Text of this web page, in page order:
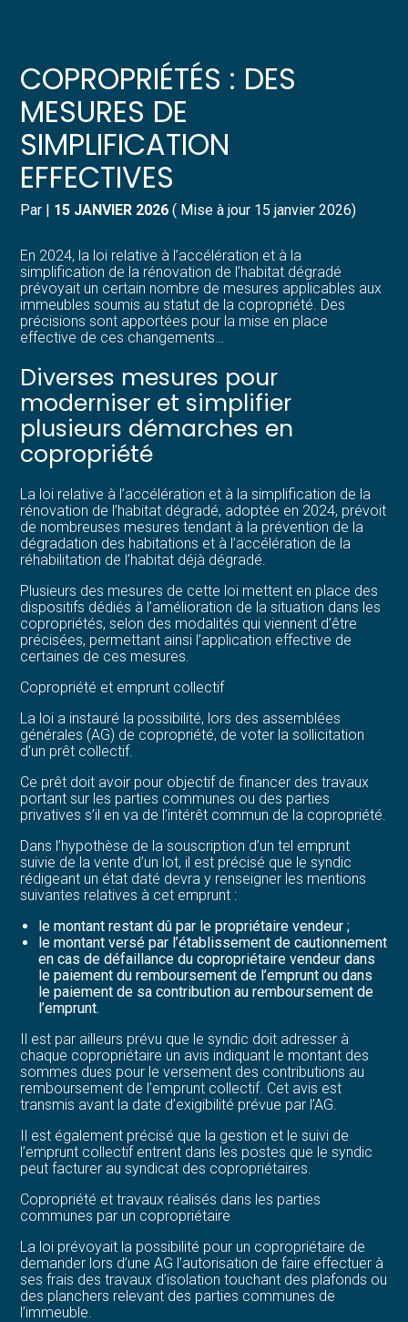
Gérer votre quotidien
Piloter votre entreprise
Développer votre entreprise
Structurer votre croissance
Être prêt pour la facturation
électronique
Suivre votre comptabilité
Gérer vos ressources humaines
Dématérialiser vos documents
COPROPRIÉTÉS : DES
MESURES DE
SIMPLIFICATION
EFFECTIVES
Par | 15 JANVIER 2026 ( Mise à jour 15 janvier 2026)
En 2024, la loi relative à l’accélération et à la
simplification de la rénovation de l’habitat dégradé
prévoyait un certain nombre de mesures applicables aux
immeubles soumis au statut de la copropriété. Des
précisions sont apportées pour la mise en place
effective de ces changements…
Diverses mesures pour
moderniser et simplifier
plusieurs démarches en
copropriété
La loi relative à l’accélération et à la simplification de la
rénovation de l’habitat dégradé, adoptée en 2024, prévoit
de nombreuses mesures tendant à la prévention de la
dégradation des habitations et à l’accélération de la
réhabilitation de l’habitat déjà dégradé.
Plusieurs des mesures de cette loi mettent en place des
dispositifs dédiés à l’amélioration de la situation dans les
copropriétés, selon des modalités qui viennent d’être
précisées, permettant ainsi l’application effective de
certaines de ces mesures.
Copropriété et emprunt collectif
La loi a instauré la possibilité, lors des assemblées
générales (AG) de copropriété, de voter la sollicitation
d’un prêt collectif.
Ce prêt doit avoir pour objectif de financer des travaux
portant sur les parties communes ou des parties
privatives s’il en va de l’intérêt commun de la copropriété.
Dans l’hypothèse de la souscription d’un tel emprunt
suivie de la vente d’un lot, il est précisé que le syndic
rédigeant un état daté devra y renseigner les mentions
suivantes relatives à cet emprunt :
le montant restant dû par le propriétaire vendeur ;
le montant versé par l’établissement de cautionnement
en cas de défaillance du copropriétaire vendeur dans
le paiement du remboursement de l’emprunt ou dans
le paiement de sa contribution au remboursement de
l’emprunt.
Il est par ailleurs prévu que le syndic doit adresser à
chaque copropriétaire un avis indiquant le montant des
sommes dues pour le versement des contributions au
remboursement de l’emprunt collectif. Cet avis est
transmis avant la date d’exigibilité prévue par l’AG.
Il est également précisé que la gestion et le suivi de
l’emprunt collectif entrent dans les postes que le syndic
peut facturer au syndicat des copropriétaires.
Copropriété et travaux réalisés dans les parties
communes par un copropriétaire
La loi prévoyait la possibilité pour un copropriétaire de
demander lors d’une AG l’autorisation de faire effectuer à
ses frais des travaux d’isolation touchant des plafonds ou
des planchers relevant des parties communes de
l’immeuble.